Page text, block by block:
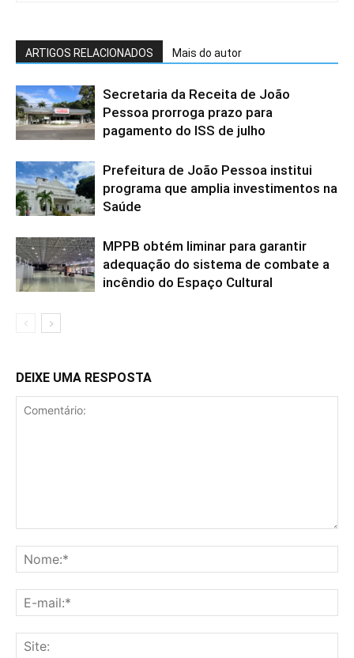
ARTIGOS RELACIONADOS Mais do autor
Secretaria da Receita de João
Pessoa prorroga prazo para
pagamento do ISS de julho
Prefeitura de João Pessoa institui
programa que amplia investimentos na
Saúde
MPPB obtém liminar para garantir
adequação do sistema de combate a
incêndio do Espaço Cultural
DEIXE UMA RESPOSTA